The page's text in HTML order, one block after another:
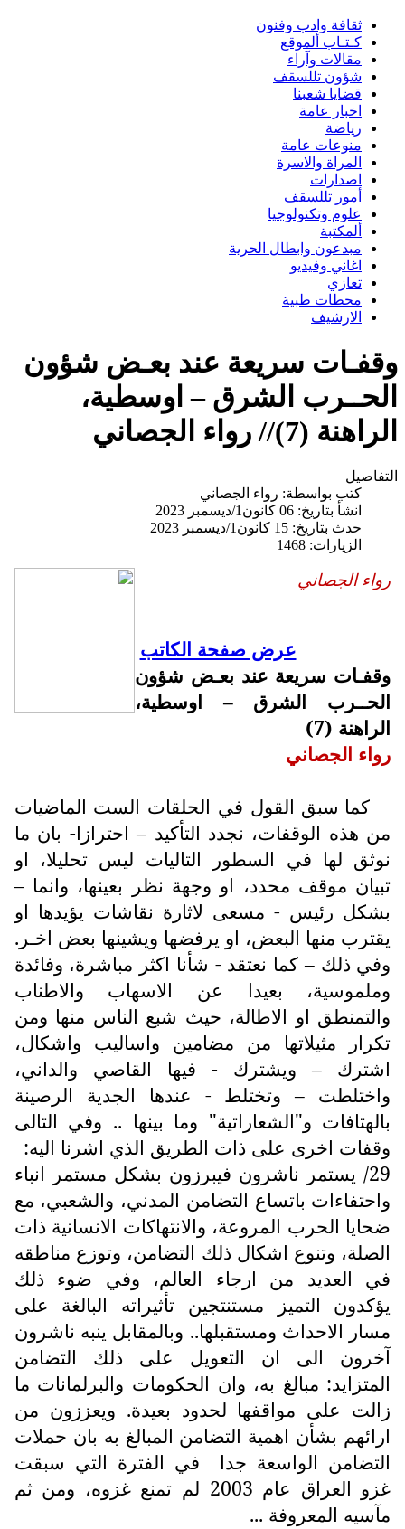
ثقافة وادب وفنون
كـتـاب ألموقع
مقالات وآراء
شؤون تللسقف
قضايا شعبنا
اخبار عامة
رياضة
منوعات عامة
المراة والاسرة
اصدارات
أمور تللسقف
علوم وتكنولوجيا
ألمكتبة
مبدعون وابطال الحرية
اغاني وفيديو
تعازي
محطات طبية
الارشيف
وقفـات سريعة عند بعـض شؤون
الحــرب الشرق – اوسطية،
الراهنة (7)// رواء الجصاني
التفاصيل
كتب بواسطة: رواء الجصاني
انشأ بتاريخ: 06 كانون1/ديسمبر 2023
حدث بتاريخ: 15 كانون1/ديسمبر 2023
الزيارات: 1468
رواء الجصاني
عرض صفحة الكاتب
وقفـات سريعة عند بعـض شؤون
الحــرب الشرق – اوسطية،
الراهنة (7)
رواء الجصاني
كما سبق القول في الحلقات الست الماضيات
من هذه الوقفات، نجدد التأكيد – احترازا- بان ما
نوثق لها في السطور التاليات ليس تحليلا، او
تبيان موقف محدد، او وجهة نظر بعينها، وانما –
بشكل رئيس - مسعى لاثارة نقاشات يؤيدها او
يقترب منها البعض، او يرفضها ويشينها بعض اخـر.
وفي ذلك – كما نعتقد - شأنا اكثر مباشرة، وفائدة
وملموسية، بعيدا عن الاسهاب والاطناب
والتمنطق او الاطالة، حيث شبع الناس منها ومن
تكرار مثيلاتها من مضامين واساليب واشكال،
اشترك – ويشترك - فيها القاصي والداني،
واختلطت – وتختلط - عندها الجدية الرصينة
بالهتافات و"الشعاراتية" وما بينها .. وفي التالى
وقفات اخرى على ذات الطريق الذي اشرنا اليه:
29/ يستمر ناشرون فيبرزون بشكل مستمر انباء
واحتفاءات باتساع التضامن المدني، والشعبي، مع
ضحايا الحرب المروعة، والانتهاكات الانسانية ذات
الصلة، وتنوع اشكال ذلك التضامن، وتوزع مناطقه
في العديد من ارجاء العالم، وفي ضوء ذلك
يؤكدون التميز مستنتجين تأثيراته البالغة على
مسار الاحداث ومستقبلها.. وبالمقابل ينبه ناشرون
آخرون الى ان التعويل على ذلك التضامن
المتزايد: مبالغ به، وان الحكومات والبرلمانات ما
زالت على مواقفها لحدود بعيدة. ويعززون من
ارائهم بشأن اهمية التضامن المبالغ به بان حملات
التضامن الواسعة جدا
في الفترة التي سبقت
غزو العراق عام 2003 لم تمنع غزوه، ومن ثم
مآسيه المعروفة ...